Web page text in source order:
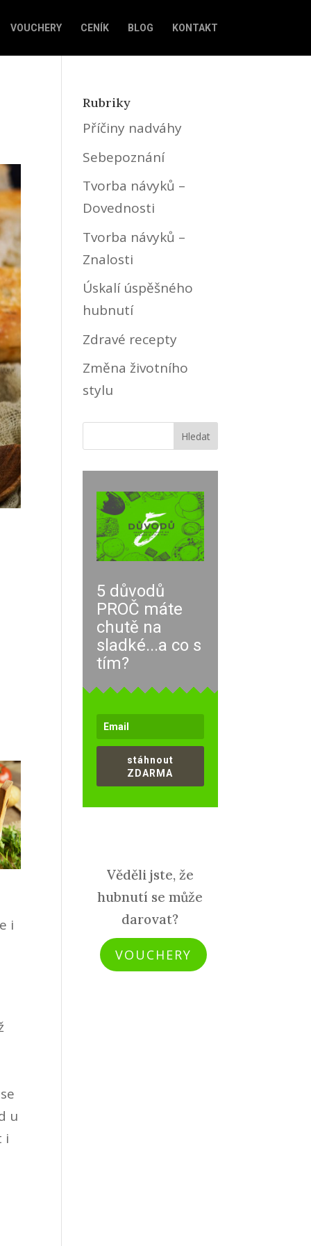
VOUCHERY CENÍK BLOG KONTAKT
i
u
i
Rubriky
Příčiny nadváhy
Sebepoznání
Tvorba návyků –
Dovednosti
Tvorba návyků –
Znalosti
Úskalí úspěšného
hubnutí
Zdravé recepty
Změna životního
stylu
5 důvodů
PROČ máte
chutě na
sladké...a co s
tím?
stáhnout
ZDARMA
Věděli jste, že
hubnutí se může
darovat?
VOUCHERY